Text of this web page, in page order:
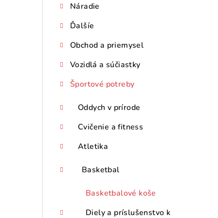
Náradie
Ďalšíe
Obchod a priemysel
Vozidlá a súčiastky
Športové potreby
Oddych v prírode
Cvičenie a fitness
Atletika
Basketbal
Basketbalové koše
Diely a príslušenstvo k